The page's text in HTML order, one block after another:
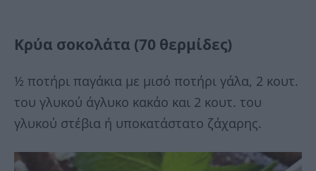
Κρύα σοκολάτα (70 θερμίδες)
½ ποτήρι παγάκια με μισό ποτήρι γάλα, 2 κουτ.
του γλυκού άγλυκο κακάο και 2 κουτ. του
γλυκού στέβια ή υποκατάστατο ζάχαρης.